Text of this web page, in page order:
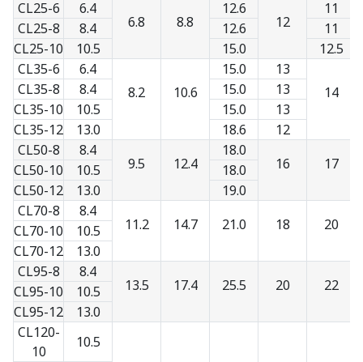
CL25-6 6.4
6.8 8.8
12.6
12
11
CL25-8
8.4 12.6
11
CL25-10
10.5 15.0
12.5
CL35-6
6.4
8.2
10.6
15.0
13
14
CL35-8 8.4 15.0
13
CL35-10
10.5 15.0
13
CL35-12
13.0 18.6
12
CL50-8
8.4
9.5 12.4
18.0
16 17
CL50-10 10.5
18.0
CL50-12
13.0
19.0
CL70-8
8.4
11.2 14.7 21.0 18 20
CL70-10
10.5
CL70-12
13.0
CL95-8
8.4
13.5 17.4 25.5 20 22
CL95-10
10.5
CL95-12
13.0
CL120-
10
10.5